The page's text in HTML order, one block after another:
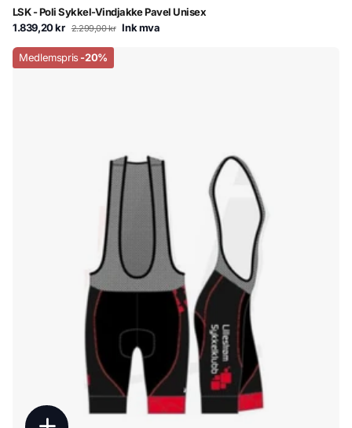
LSK - Poli Sykkel-Vindjakke Pavel Unisex
1.839,20 kr 2.299,00 kr Ink mva
Medlemspris -20%